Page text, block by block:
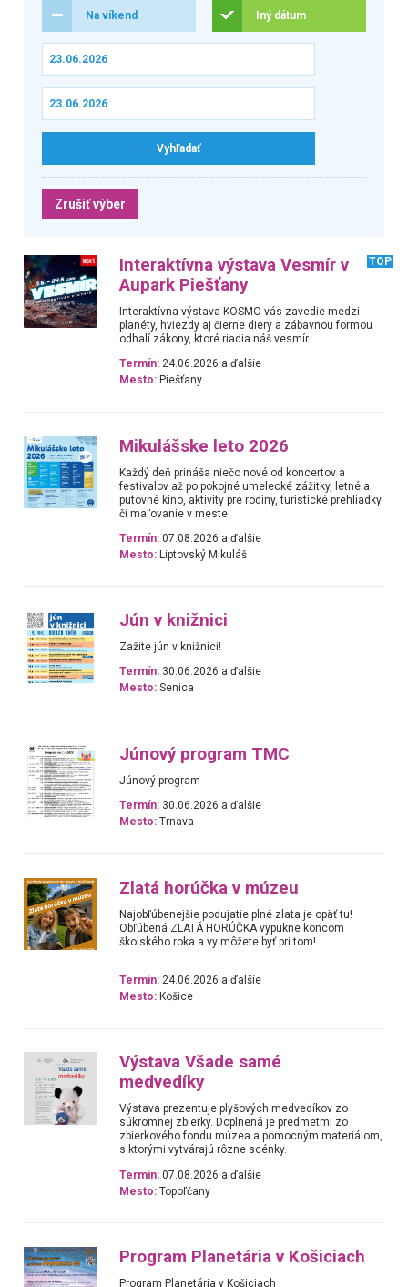
Na víkend Iný dátum
Zrušiť výber
Interaktívna výstava Vesmír v
Aupark Piešťany
TOP
Interaktívna výstava KOSMO vás zavedie medzi
planéty, hviezdy aj čierne diery a zábavnou formou
odhalí zákony, ktoré riadia náš vesmír.
Termín: 24.06.2026 a ďalšie
Mesto: Piešťany
Mikulášske leto 2026
Každý deň prináša niečo nové od koncertov a
festivalov až po pokojné umelecké zážitky, letné a
putovné kino, aktivity pre rodiny, turistické prehliadky
či maľovanie v meste.
Termín: 07.08.2026 a ďalšie
Mesto: Liptovský Mikuláš
Jún v knižnici
Zažite jún v knižnici!
Termín: 30.06.2026 a ďalšie
Mesto: Senica
Júnový program TMC
Júnový program
Termín: 30.06.2026 a ďalšie
Mesto: Trnava
Zlatá horúčka v múzeu
Najobľúbenejšie podujatie plné zlata je opäť tu!
Obľúbená ZLATÁ HORÚČKA vypukne koncom
školského roka a vy môžete byť pri tom!
Termín: 24.06.2026 a ďalšie
Mesto: Košice
Výstava Všade samé
medvedíky
Výstava prezentuje plyšových medvedíkov zo
súkromnej zbierky. Doplnená je predmetmi zo
zbierkového fondu múzea a pomocným materiálom,
s ktorými vytvárajú rôzne scénky.
Termín: 07.08.2026 a ďalšie
Mesto: Topoľčany
Program Planetária v Košiciach
Program Planetária v Košiciach